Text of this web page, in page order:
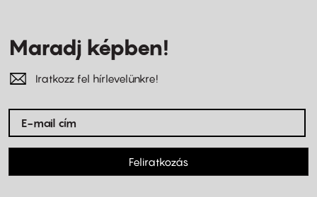
Maradj képben!
Iratkozz fel hírlevelünkre!
Feliratkozás